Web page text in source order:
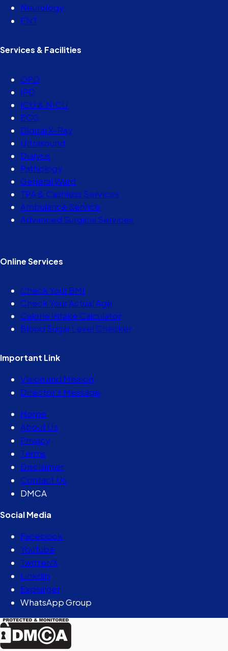
Neurology
ENT
Services & Facilities
OPD
IPD
ICU & NICU
ECG
Digital X-Ray
Ultrasound
Dialysis
Pathology
General Ward
TPA & Cashless Services
Ambulance Service
Advanced Surgical Services
Online Services
Check Your BMI
Check Your Actual Age
Calorie Intake Calculator
Blood Sugar Level Checker
Important Link
Vision and Mission
Director’s Message
Home
About Us
Privacy
Terms
Disclaimer
Contact Us
DMCA
Social Media
Facebook
Youtube
Twitter/X
Linkdin
Explurger
WhatsApp Group